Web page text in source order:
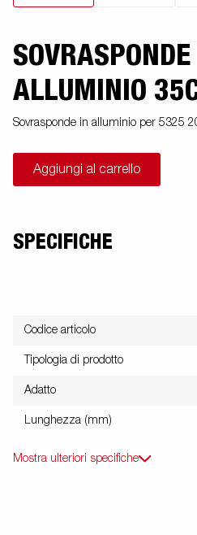
SOVRASPONDE
ALLUMINIO
Sovrasponde in alluminio per 5325
Aggiungi al carrello
SPECIFICHE
Codice articolo
Tipologia di prodotto
Adatto
Lunghezza (mm)
Mostra ulteriori specifiche